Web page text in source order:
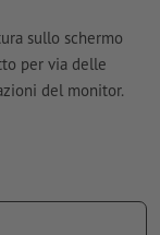
assistenza.
sullo schermo
per via delle
del monitor.